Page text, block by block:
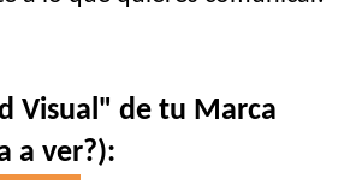
Visual" de tu Marca
a ver?):